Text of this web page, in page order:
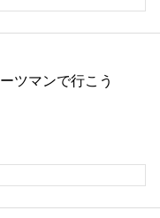
ツマンで行こう